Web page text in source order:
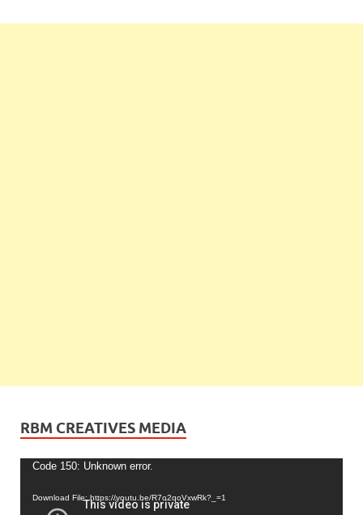
RBM CREATIVES MEDIA
Video
Code 150: Unknown error.
Download File: https://youtu.be/R7o2qoVxwRk?_=1